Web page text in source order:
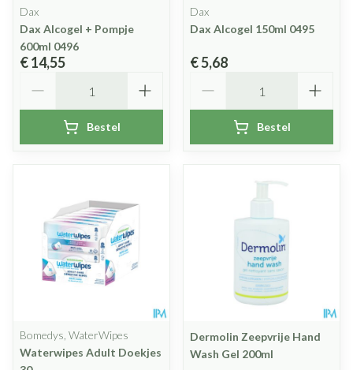
Dax
Dax Alcogel + Pompje
600ml 0496
€ 14,55
Bestel
Dax
Dax Alcogel 150ml 0495
€ 5,68
Bestel
Bomedys, WaterWipes
Waterwipes Adult Doekjes
Dermolin Zeepvrije Hand
Wash Gel 200ml